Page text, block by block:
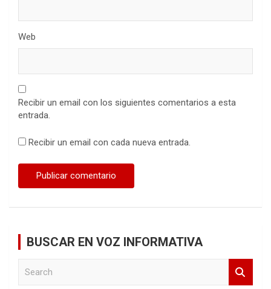
Web
Recibir un email con los siguientes comentarios a esta
entrada.
Recibir un email con cada nueva entrada.
BUSCAR EN VOZ INFORMATIVA